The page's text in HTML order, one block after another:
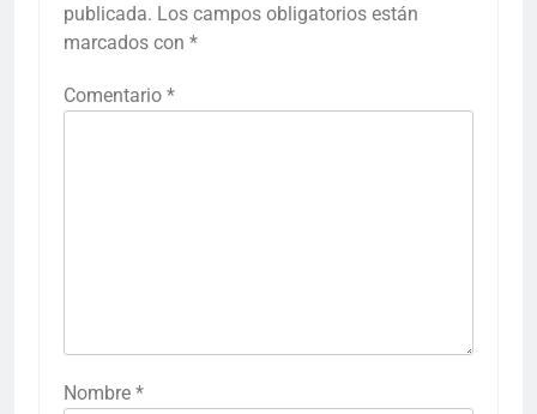
publicada. Los campos obligatorios están
marcados con *
Comentario *
Nombre *